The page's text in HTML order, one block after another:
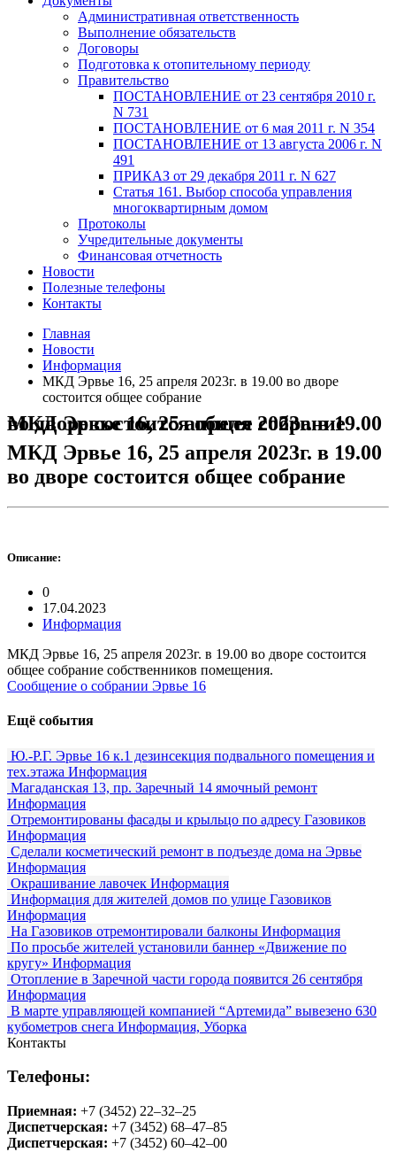
Административная ответственность
Выполнение обязательств
Договоры
Подготовка к отопительному периоду
Правительство
ПОСТАНОВЛЕНИЕ от 23 сентября 2010 г.
N 731
ПОСТАНОВЛЕНИЕ от 6 мая 2011 г. N 354
ПОСТАНОВЛЕНИЕ от 13 августа 2006 г. N
491
ПРИКАЗ от 29 декабря 2011 г. N 627
Статья 161. Выбор способа управления
многоквартирным домом
Протоколы
Учредительные документы
Финансовая отчетность
Новости
Полезные телефоны
Контакты
Главная
Новости
Информация
МКД Эрвье 16, 25 апреля 2023г. в 19.00 во дворе
состоится общее собрание
МКД Эрвье 16, 25 апреля 2023г. в 19.00 во дворе состоится общее собрание
МКД Эрвье 16, 25 апреля 2023г. в 19.00
во дворе состоится общее собрание
Описание:
0
17.04.2023
Информация
МКД Эрвье 16, 25 апреля 2023г. в 19.00 во дворе состоится
общее собрание собственников помещения.
Сообщение о собрании Эрвье 16
Ещё события
Ю.-Р.Г. Эрвье 16 к.1 дезинсекция подвального помещения и
тех.этажа Информация
Магаданская 13, пр. Заречный 14 ямочный ремонт
Информация
Отремонтированы фасады и крыльцо по адресу Газовиков
Информация
Сделали косметический ремонт в подъезде дома на Эрвье
Информация
Окрашивание лавочек Информация
Информация для жителей домов по улице Газовиков
Информация
На Газовиков отремонтировали балконы Информация
По просьбе жителей установили баннер «Движение по
кругу» Информация
Отопление в Заречной части города появится 26 сентября
Информация
В марте управляющей компанией “Артемида” вывезено 630
кубометров снега Информация, Уборка
Контакты
Телефоны:
Приемная: +7 (3452) 22‒32‒25
Диспетчерская: +7 (3452) 68‒47‒85
Диспетчерская: +7 (3452) 60‒42‒00